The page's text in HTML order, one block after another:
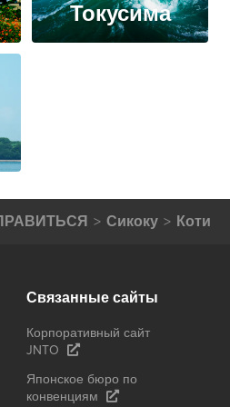
Токусима
Сикоку Коти
Связанные сайты
Корпоративный сайт
JNTO
Японское бюро по
конвенциям